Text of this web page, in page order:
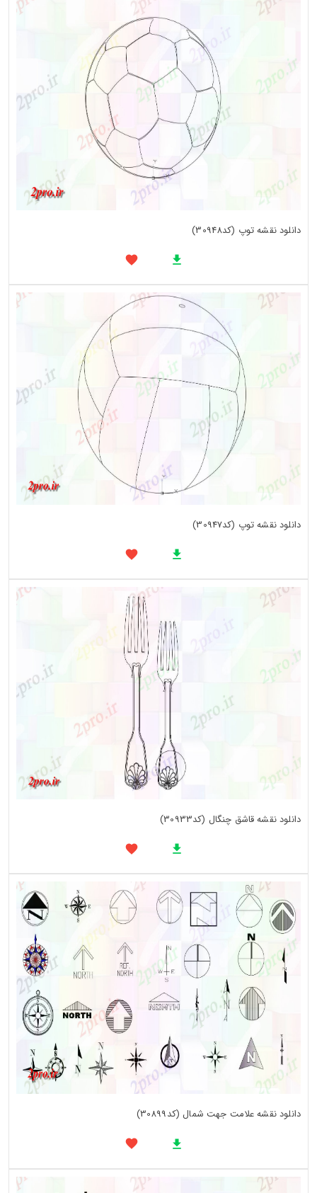
دانلود نقشه توپ (کد30948)
دانلود نقشه توپ (کد30947)
دانلود نقشه قاشق چنگال (کد30933)
دانلود نقشه علامت جهت شمال (کد30899)